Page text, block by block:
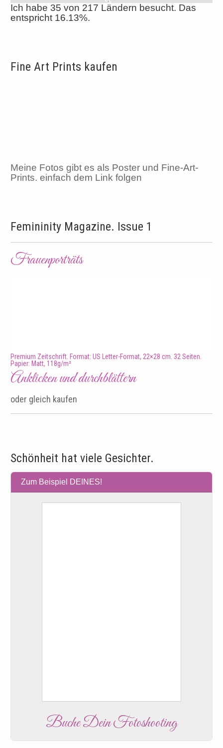
Ich habe 35 von 217 Ländern besucht. Das
entspricht 16.13%.
Fine Art Prints kaufen
Meine Fotos gibt es als Poster und Fine-Art-
Prints. einfach dem Link folgen
Femininity Magazine. Issue 1
Frauenporträts
Premium Zeitschrift. Format: US Letter-Format, 22×28 cm. 32 Seiten.
Papier: Matt, 118g/m²
Anklicken und durchblättern
oder gleich kaufen
Schönheit hat viele Gesichter.
Zum Beispiel DEINES!
Buche Dein Fotoshooting